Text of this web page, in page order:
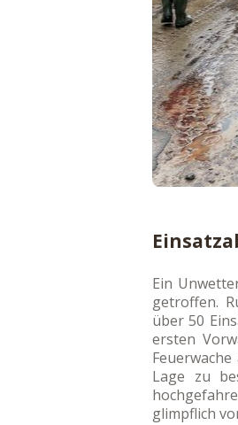
Ein
getroffen.
über 50
ersten
Lage zu
glimpflich